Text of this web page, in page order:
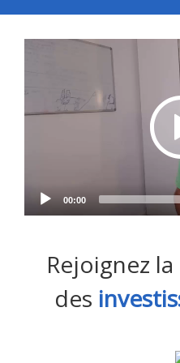
00:00
Rejoignez
des